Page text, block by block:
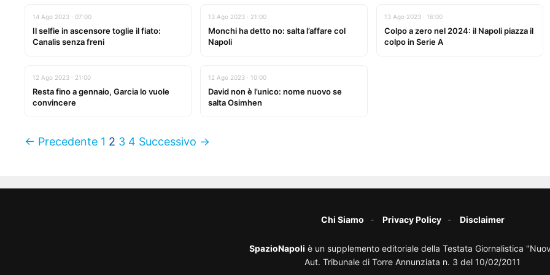
14 Ago 2023 · 07:00
Il selfie in ascensore toglie il fiato:
Canalis senza freni
13 Ago 2023 · 21:00
Monchi ha detto no: salta l’affare col
Napoli
13 Ago 2023 · 16:00
Colpo a zero nel 2024: il Napoli piazza il
colpo in Serie A
12 Ago 2023 · 21:00
Resta fino a gennaio, Garcia lo vuole
convincere
12 Ago 2023 · 10:00
David non è l’unico: nome nuovo se
salta Osimhen
← Precedente 1 2 3 4 Successivo →
Chi Siamo Privacy Policy Disclaimer
SpazioNapoli è un supplemento editoriale della Testata Giornalistica
Aut. Tribunale di Torre Annunziata n. 3 del 10/02/2011